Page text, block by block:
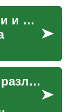
да Съвместимост на гуми и джанти със законодателството при внос
при
за
Избор на окачване за различни видове товарни задачи